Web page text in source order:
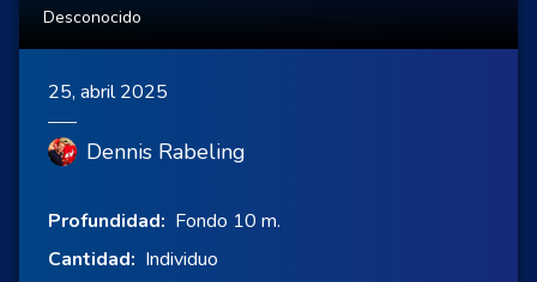
Desconocido
25, abril 2025
Dennis Rabeling
Profundidad: Fondo 10 m.
Cantidad: Individuo